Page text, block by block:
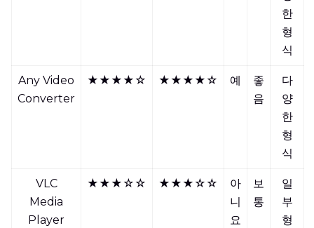
한
형
식
Any Video
Converter
★★★★☆ ★★★★☆ 예
좋
음
다
양
한
형
식
VLC
Media
Player
★★★☆☆ ★★★☆☆
아
니
요
보
통
일
부
형